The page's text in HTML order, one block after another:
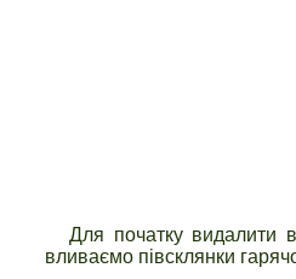
Для початку видалити
вливаємо півсклянки